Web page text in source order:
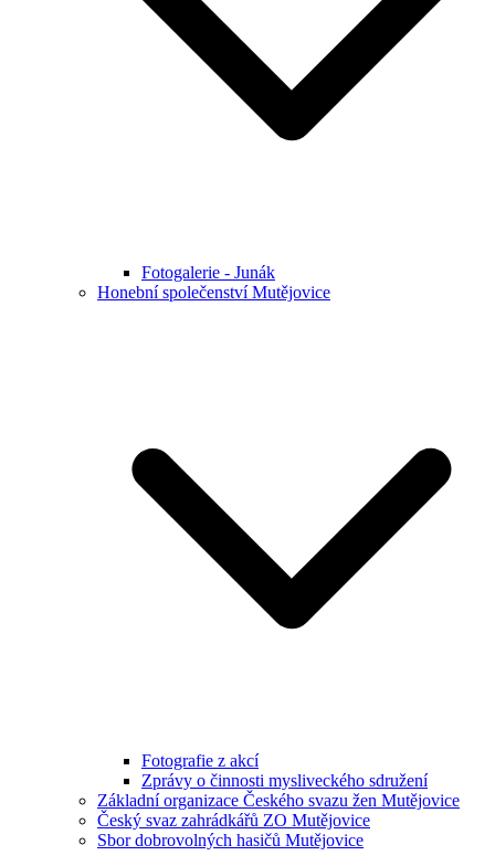
Fotogalerie - Junák
Honební společenství Mutějovice
Fotografie z akcí
Zprávy o činnosti mysliveckého sdružení
Základní organizace Českého svazu žen Mutějovice
Český svaz zahrádkářů ZO Mutějovice
Sbor dobrovolných hasičů Mutějovice